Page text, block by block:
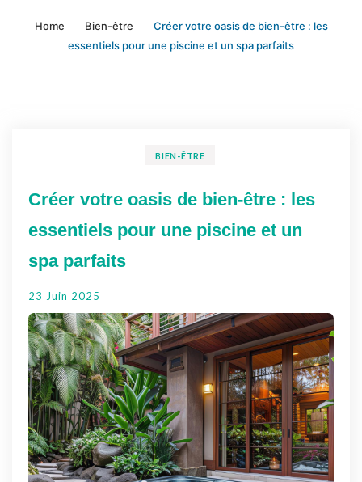
Home Bien-être
Créer votre oasis de bien-être : les
essentiels pour une piscine et un spa parfaits
BIEN-ÊTRE
Créer votre oasis de bien-être : les
essentiels pour une piscine et un
spa parfaits
23 Juin 2025